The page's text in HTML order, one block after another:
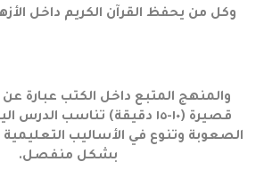
وكل من يحفظ القرآن الكريم داخل
والمنهج المتبع داخل الكتب عبارة
قصيرة (١٠-١٥ دقيقة) تناسب
الصعوبة وتنوع في الأساليب
بشكل منفصل.